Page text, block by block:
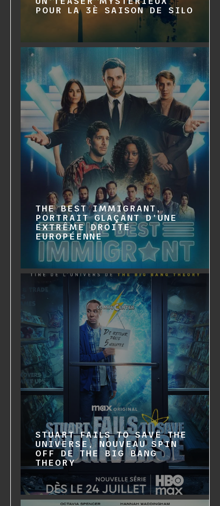
POUR LA 3È SAISON DE SILO
THE BEST IMMIGRANT,
PORTRAIT GLAÇANT D'UNE
EXTRÊME DROITE
EUROPÉENNE
STUART FAILS TO SAVE THE
UNIVERSE, NOUVEAU SPIN
OFF DE THE BIG BANG
THEORY